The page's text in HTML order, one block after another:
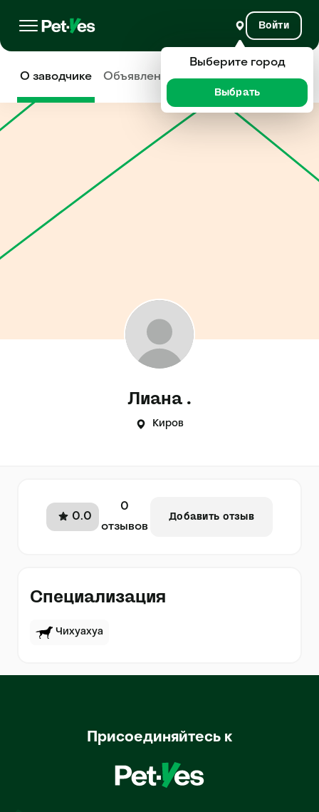
Войти
О заводчике Объявления Отзывы
Лиана .
Киров
0.0
0
отзывов
Добавить отзыв
Специализация
Чихуахуа
Присоединяйтесь к
Выберите город
Выбрать